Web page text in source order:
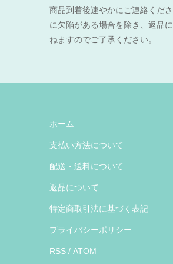
商品到着後速やかにご連絡くだ
に欠陥がある場合を除き、返品
ねますのでご了承ください。
ホーム
支払い方法について
配送・送料について
返品について
特定商取引法に基づく表記
プライバシーポリシー
RSS / ATOM